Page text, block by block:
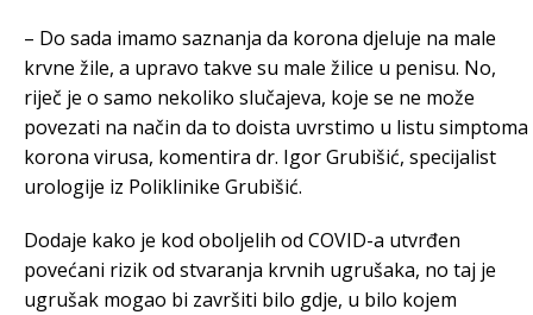
– Do sada imamo saznanja da korona djeluje na male
krvne žile, a upravo takve su male žilice u penisu. No,
riječ je o samo nekoliko slučajeva, koje se ne može
povezati na način da to doista uvrstimo u listu simptoma
korona virusa, komentira dr. Igor Grubišić, specijalist
urologije iz Poliklinike Grubišić.
Dodaje kako je kod oboljelih od COVID-a utvrđen
povećani rizik od stvaranja krvnih ugrušaka, no taj je
ugrušak mogao bi završiti bilo gdje, u bilo kojem